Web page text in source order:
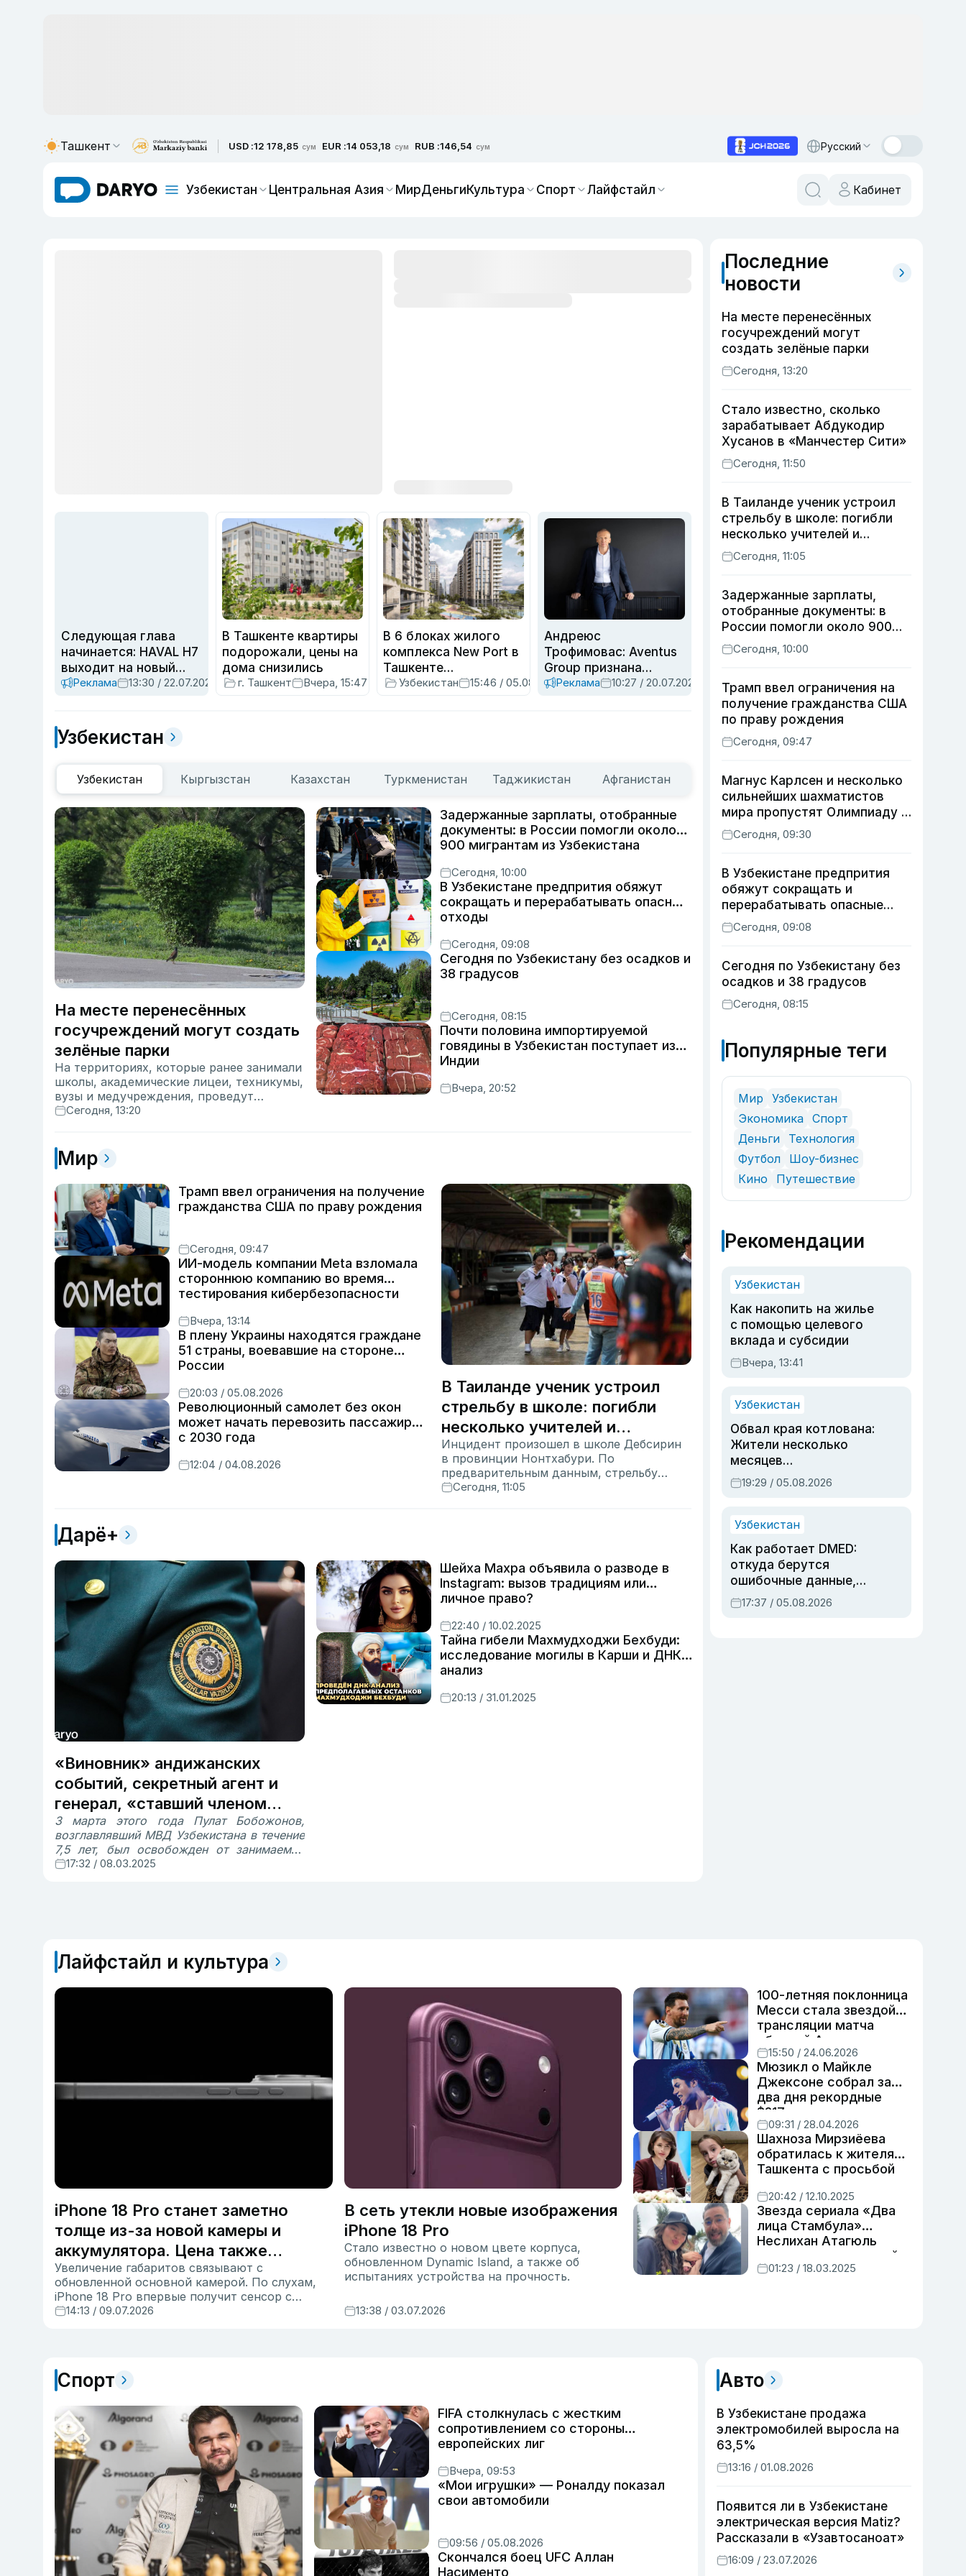
Ташкент USD :12 178,85 сум EUR :14 053,18 сум RUB :146,54 сум Русский
Узбекистан Центральная Азия МирДеньгиКультура Спорт Лайфстайл Кабинет
Следующая глава
начинается: HAVAL H7
выходит на новый
этап
Реклама 13:30 / 22.07.2026
В Ташкенте квартиры
подорожали, цены на
дома снизились
г. Ташкент Вчера, 15:47
В 6 блоках жилого
комплекса New Port в
Ташкенте
строительство
велось незаконно
Узбекистан 15:46 / 05.08.2026
Андреюс
Трофимовас: Aventus
Group признана
лучшим цифровым
Реклама 10:27 / 20.07.2026
Узбекистан
Узбекистан Кыргызстан Казахстан Туркменистан Таджикистан Афганистан
На месте перенесённых
госучреждений могут создать
зелёные парки
На территориях, которые ранее занимали
школы, академические лицеи, техникумы,
вузы и медучреждения, проведут
инвентаризацию. Освободившиеся земли
детских площадок, а также спортивных и
рекреационных зон.
Сегодня, 13:20
Задержанные зарплаты, отобранные
документы: в России помогли около
900 мигрантам из Узбекистана
Сегодня, 10:00
В Узбекистане предпрития обяжут
сокращать и перерабатывать опасные
отходы
Сегодня, 09:08
Сегодня по Узбекистану без осадков и
38 градусов
Сегодня, 08:15
Почти половина импортируемой
говядины в Узбекистан поступает из
Индии
Вчера, 20:52
Мир
Трамп ввел ограничения на получение
гражданства США по праву рождения
Сегодня, 09:47
ИИ-модель компании Meta взломала
стороннюю компанию во время
тестирования кибербезопасности
Вчера, 13:14
В плену Украины находятся граждане
51 страны, воевавшие на стороне
России
20:03 / 05.08.2026
Революционный самолет без окон
может начать перевозить пассажиров
с 2030 года
12:04 / 04.08.2026
В Таиланде ученик устроил
стрельбу в школе: погибли
несколько учителей и
учащихся
Инцидент произошел в школе Дебсирин
в провинции Нонтхабури. По
предварительным данным, стрельбу
открыл ученик 9-го класса. Позже он
Сегодня, 11:05
Дарё+
«Виновник» андижанских
событий, секретный агент и
генерал, «ставший членом
группировок»: вспоминаем
министров внутренних дел
Узбекистана
3 марта этого года Пулат Бобожонов,
возглавлявший МВД Узбекистана в течение
7,5 лет, был освобожден от занимаемой
должности и вместо него этот пост занял
независимости, и их деяниях, оставшихся в
памяти общественности.
17:32 / 08.03.2025
Шейха Махра объявила о разводе в
Instagram: вызов традициям или
личное право?
22:40 / 10.02.2025
Тайна гибели Махмудходжи Бехбуди:
исследование могилы в Карши и ДНК-
анализ
20:13 / 31.01.2025
Последние
новости
На месте перенесённых
госучреждений могут
создать зелёные парки
Сегодня, 13:20
Стало известно, сколько
зарабатывает Абдукодир
Хусанов в «Манчестер Сити»
Сегодня, 11:50
В Таиланде ученик устроил
стрельбу в школе: погибли
несколько учителей и
учащихся
Сегодня, 11:05
Задержанные зарплаты,
отобранные документы: в
России помогли около 900
мигрантам из Узбекистана
Сегодня, 10:00
Трамп ввел ограничения на
получение гражданства США
по праву рождения
Сегодня, 09:47
Магнус Карлсен и несколько
сильнейших шахматистов
мира пропустят Олимпиаду в
Самарканде
Сегодня, 09:30
В Узбекистане предпрития
обяжут сокращать и
перерабатывать опасные
отходы
Сегодня, 09:08
Сегодня по Узбекистану без
осадков и 38 градусов
Сегодня, 08:15
Популярные теги
Мир
Узбекистан
Экономика Спорт
Деньги
Технология
Футбол
Шоу-бизнес
Кино
Путешествие
Рекомендации
Узбекистан
Как накопить на жилье
с помощью целевого
вклада и субсидии
Вчера, 13:41
Узбекистан
Обвал края котлована:
Жители несколько
месяцев
предупреждали об
опасности, но стройка
19:29 / 05.08.2026
Узбекистан
Как работает DMED:
откуда берутся
ошибочные данные,
дубли аккаунтов и
очереди по онлайн-
17:37 / 05.08.2026
Лайфстайл и культура
iPhone 18 Pro станет заметно
толще из-за новой камеры и
аккумулятора. Цена также
вырастет
Увеличение габаритов связывают с
обновленной основной камерой. По слухам,
iPhone 18 Pro впервые получит сенсор с
регулируемой диафрагмой.
14:13 / 09.07.2026
В сеть утекли новые изображения
iPhone 18 Pro
Стало известно о новом цвете корпуса,
обновленном Dynamic Island, а также об
испытаниях устройства на прочность.
13:38 / 03.07.2026
100-летняя поклонница
Месси стала звездой
трансляции матча
сборной Аргентины
15:50 / 24.06.2026
Мюзикл о Майкле
Джексоне собрал за
два дня рекордные
$217 млн
09:31 / 28.04.2026
Шахноза Мирзиёева
обратилась к жителям
Ташкента с просьбой
пропавшего кота
20:42 / 12.10.2025
Звезда сериала «Два
лица Стамбула»
Неслихан Атагюль
впервые стала мамой
01:23 / 18.03.2025
Спорт
FIFA столкнулась с жестким
сопротивлением со стороны
европейских лиг
Вчера, 09:53
«Мои игрушки» — Роналду показал
свои автомобили
09:56 / 05.08.2026
Скончался боец UFC Аллан
Насименто
Авто
В Узбекистане продажа
электромобилей выросла на
63,5%
13:16 / 01.08.2026
Появится ли в Узбекистане
электрическая версия Matiz?
Рассказали в «Узавтосаноат»
16:09 / 23.07.2026